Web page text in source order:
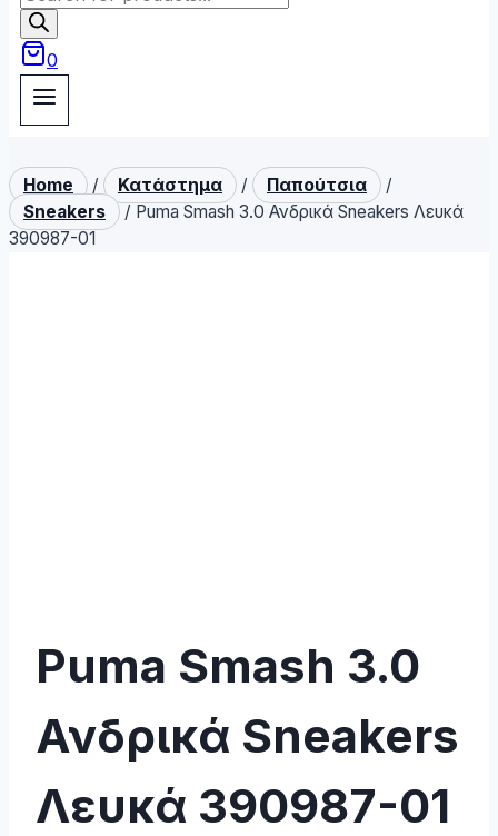
search
0
Home / Κατάστημα / Παπούτσια
/
Sneakers
/ Puma Smash 3.0 Ανδρικά Sneakers Λευκά
390987-01
Puma Smash 3.0
Ανδρικά Sneakers
Λευκά 390987-01